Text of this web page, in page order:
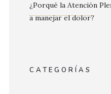
¿Porqué la Atención
a manejar el dolor?
CATEGORÍAS